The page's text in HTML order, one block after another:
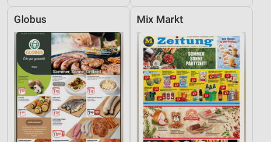
Globus Mix Markt